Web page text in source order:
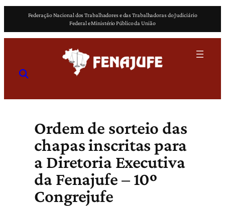
o
Federação Nacional dos Trabalhadores e das Trabalhadoras do Judiciário
Federal e Ministério Público da União
Ordem de sorteio das
chapas inscritas para
a Diretoria Executiva
da Fenajufe – 10º
Congrejufe